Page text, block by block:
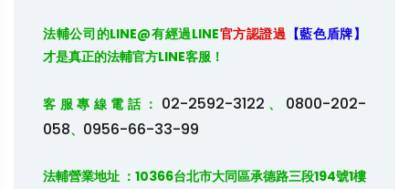
法輔公司的LINE@有經過LINE官方認證過 【藍色盾牌】
才是真正的法輔官方LINE客服！
客服專線電話： 02-2592-3122 、 0800-202-
058、 0956-66-33-99
法輔營業地址 ：10366台北市大同區承德路三段194號1樓